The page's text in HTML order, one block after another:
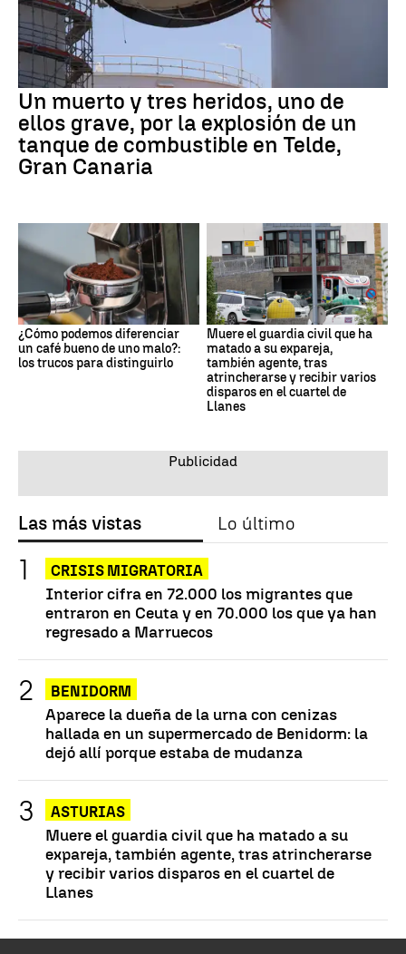
Un muerto y tres heridos, uno de
ellos grave, por la explosión de un
tanque de combustible en Telde,
Gran Canaria
¿Cómo podemos diferenciar
un café bueno de uno malo?:
los trucos para distinguirlo
Muere el guardia civil que ha
matado a su expareja,
también agente, tras
atrincherarse y recibir varios
disparos en el cuartel de
Llanes
Las más vistas Lo último
CRISIS MIGRATORIA
Interior cifra en 72.000 los migrantes que
entraron en Ceuta y en 70.000 los que ya han
regresado a Marruecos
BENIDORM
Aparece la dueña de la urna con cenizas
hallada en un supermercado de Benidorm: la
dejó allí porque estaba de mudanza
ASTURIAS
Muere el guardia civil que ha matado a su
expareja, también agente, tras atrincherarse
y recibir varios disparos en el cuartel de
Llanes